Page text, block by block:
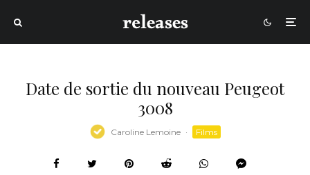
Date de sortie du nouveau Peugeot
3008
Caroline Lemoine · Films